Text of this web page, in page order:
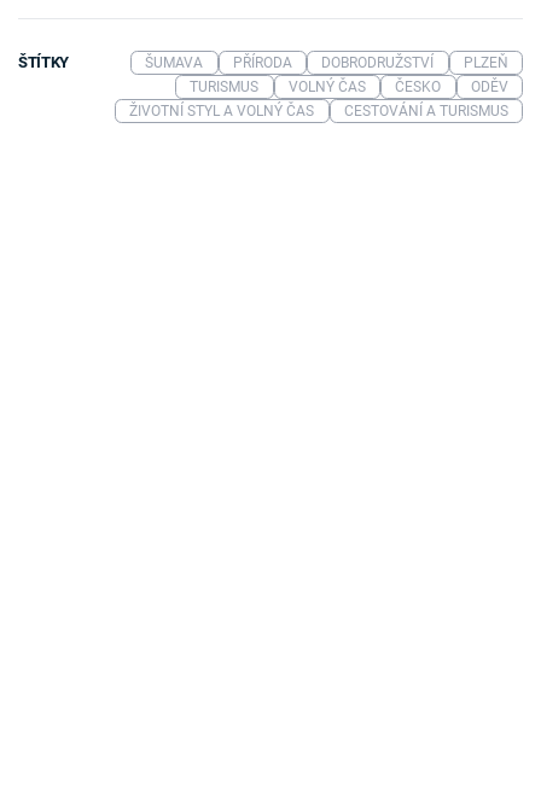
ŠTÍTKY ŠUMAVA PŘÍRODA DOBRODRUŽSTVÍ
PLZEŇ
TURISMUS
VOLNÝ ČAS ČESKO
ODĚV
ŽIVOTNÍ STYL A VOLNÝ ČAS
CESTOVÁNÍ A TURISMUS